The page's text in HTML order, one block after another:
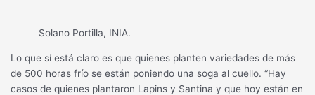
Solano Portilla, INIA.
Lo que sí está claro es que quienes planten variedades de más
de 500 horas frío se están poniendo una soga al cuello. “Hay
casos de quienes plantaron Lapins y Santina y que hoy están en